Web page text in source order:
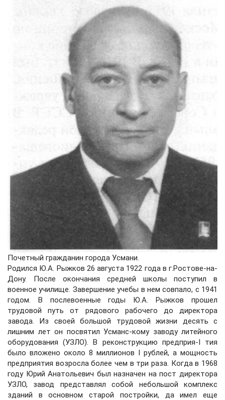
Почетный гражданин города Усмани.
Родился Ю.А. Рыжков 26 августа 1922 года в г.Ростове-на-
Дону. После окончания средней школы поступил в
военное училище. Завершение учебы в нем совпало, с 1941
годом. В послевоенные годы Ю.А. Рыжков прошел
трудовой путь от рядового рабочего до директора
завода. Из своей большой трудовой жизни десять с
лишним лет он посвятил Усманс-кому заводу литейного
оборудования (УЗЛО). В реконструкцию предприя-I тия
было вложено около 8 миллионов I рублей, а мощность
предприятия возросла более чем в три раза. Когда в 1968
году Юрий Анатольевич был назначен на пост директора
УЗЛО, завод представлял собой небольшой комплекс
зданий в основном старой постройки, да имел еще